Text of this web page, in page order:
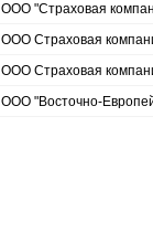
ООО "Страховая
ООО Страховая
ООО Страховая
ООО "Восточно-